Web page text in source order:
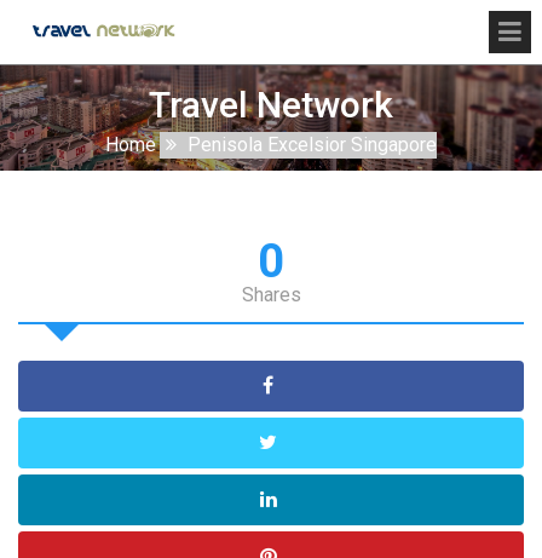
Travel Network
Home Penisola Excelsior Singapore
0
Shares